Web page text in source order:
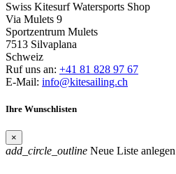
Swiss Kitesurf Watersports Shop
Via Mulets 9
Sportzentrum Mulets
7513 Silvaplana
Schweiz
Ruf uns an: +41 81 828 97 67
E-Mail: info@kitesailing.ch
Ihre Wunschlisten
×
add_circle_outline Neue Liste anlegen